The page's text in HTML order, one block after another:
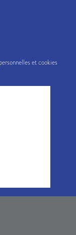
et cookies